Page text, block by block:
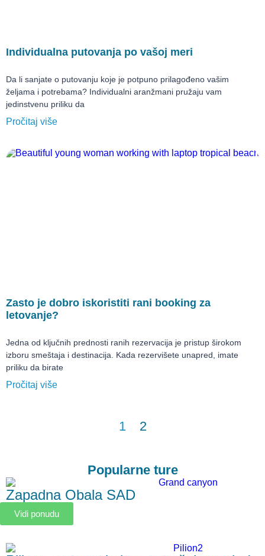
Individualna putovanja po vašoj meri
Da li sanjate o putovanju koje je potpuno prilagođeno vašim
željama i potrebama? Individualni aranžmani pružaju vam
jedinstvenu priliku da
Pročitaj više
Zasto je dobro iskoristiti rani booking za
letovanje?
Jedna od ključnih prednosti ranih rezervacija je pristup širokom
izboru smeštaja i destinacija. Kada rezervišete unapred, imate
priliku da birate
Pročitaj više
1 2
Popularne ture
Zapadna Obala SAD
Vidi ponudu